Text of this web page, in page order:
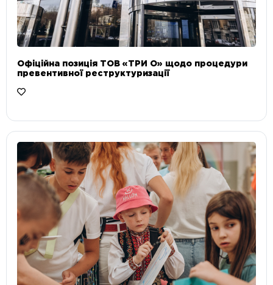
Офіційна позиція ТОВ «ТРИ О» щодо процедури
превентивної реструктуризації